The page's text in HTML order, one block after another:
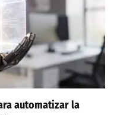
automatizar la